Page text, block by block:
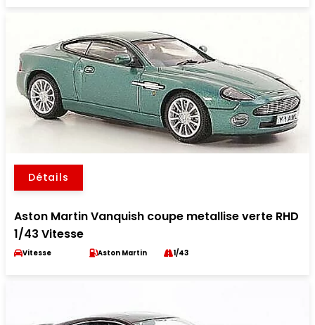
Détails
Aston Martin Vanquish coupe metallise verte RHD
1/43 Vitesse
Vitesse Aston Martin 1/43